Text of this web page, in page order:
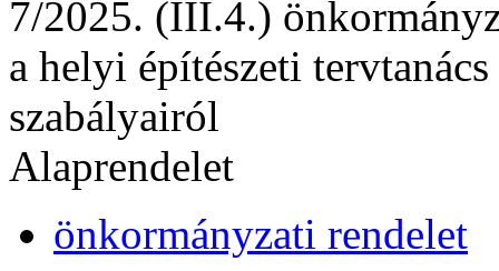
7/2025. (III.4.)
a helyi építészeti
szabályairól
Alaprendelet
önkormányzati rendelet